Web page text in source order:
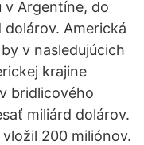
v Argentíne, do
Americká
v nasledujúcich
krajine
bridlicového
miliárd dolárov.
200 miliónov.